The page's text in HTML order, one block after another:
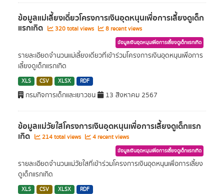
ข้อมูลแม่เลี้ยงเดี่ยวโครงการเงินอุดหนุนเพื่อการเลี้ยงดูเด็ก
แรกเกิด 320 total views 8 recent views
ข้อมูลเงินอุดหนุนเพื่อการเลี้ยงดูเด็กแรกเกิด
รายละเอียดจำนวนแม่เลี้ยงเดี่ยวที่เข้าร่วมโครงการเงินอุดหนุนเพื่อการ
เลี้ยงดูเด็กแรกเกิด
XLS CSV XLSX RDF
กรมกิจการเด็กและเยาวชน 13 สิงหาคม 2567
ข้อมูลแม่วัยใสโครงการเงินอุดหนุนเพื่อการเลี้ยงดูเด็กแรก
เกิด 214 total views 4 recent views
ข้อมูลเงินอุดหนุนเพื่อการเลี้ยงดูเด็กแรกเกิด
รายละเอียดจำนวนแม่วัยใสที่เข้าร่วมโครงการเงินอุดหนุนเพื่อการเลี้ยง
ดูเด็กแรกเกิด
XLS CSV XLSX RDF